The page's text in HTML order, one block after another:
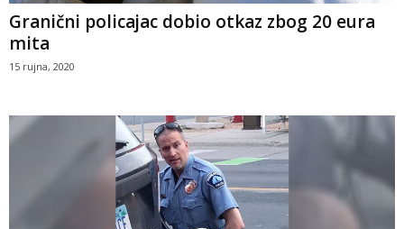
Granični policajac dobio otkaz zbog 20 eura
mita
15 rujna, 2020